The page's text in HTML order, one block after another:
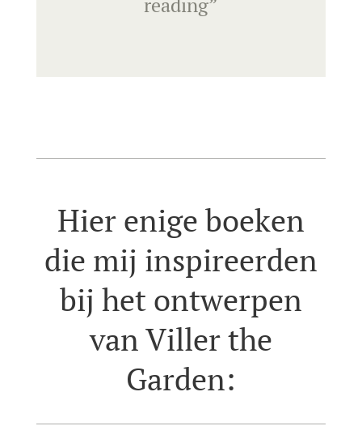
Hier enige boeken
die mij inspireerden
bij het ontwerpen
van Viller the
Garden: